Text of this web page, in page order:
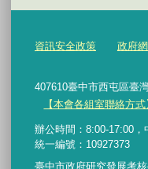
資訊安全政策 政府
407610臺中市西屯區臺
【本會各組室聯絡方式
辦公時間：8:00-17:00
統一編號：10927373
臺中市政府研究發展考